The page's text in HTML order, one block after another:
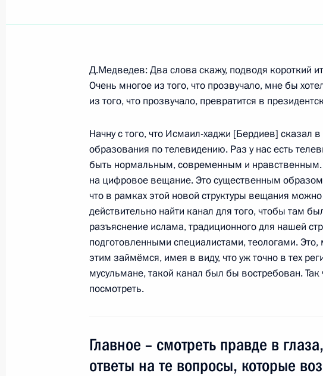
2 сентября 2009 года, среда
Встреча с главой Республики Коми
2 сентября 2009 года, 15:30 Московская область, Горки
Встреча с генеральным директором ИТАР-ТАСС
Игнатенко
2 сентября 2009 года, 14:15 Московская область, Горки
1 сентября 2009 года, вторник
1 сентября 2009 года, 14:20 Москва, Кремль
Д.Медведев: Два слова скажу, подводя короткий
Очень многое из того, что прозвучало, мне бы
из того, что прозвучало, превратится в
Начну с того, что Исмаил-хаджи [Бердиев] сказал
образования по телевидению. Раз у нас есть
быть нормальным, современным и нравственным.
на цифровое вещание. Это существенным
что в рамках этой новой структуры вещания
действительно найти канал для того, чтобы там
разъяснение ислама, традиционного для нашей
подготовленными специалистами, теологами.
этим займёмся, имея в виду, что уж точно в тех
мусульмане, такой канал был бы востребован.
посмотреть.
Главное – смотреть правде в
ответы на те вопросы, которые